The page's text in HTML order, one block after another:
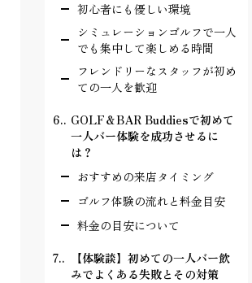
初心者にも優しい環境
シミュレーションゴルフで一人
でも集中して楽しめる時間
フレンドリーなスタッフが初め
ての一人を歓迎
6. GOLF＆BAR Buddiesで初めて
一人バー体験を成功させるに
は？
おすすめの来店タイミング
ゴルフ体験の流れと料金目安
料金の目安について
7.
【体験談】初めての一人バー飲
みでよくある失敗とその対策